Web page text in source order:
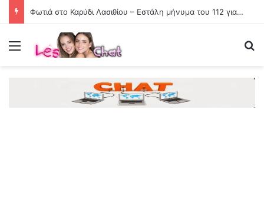
Φωτιά στο Καρύδι Λασιθίου – Εστάλη μήνυμα του 112 για ετοιμότητα
Menu